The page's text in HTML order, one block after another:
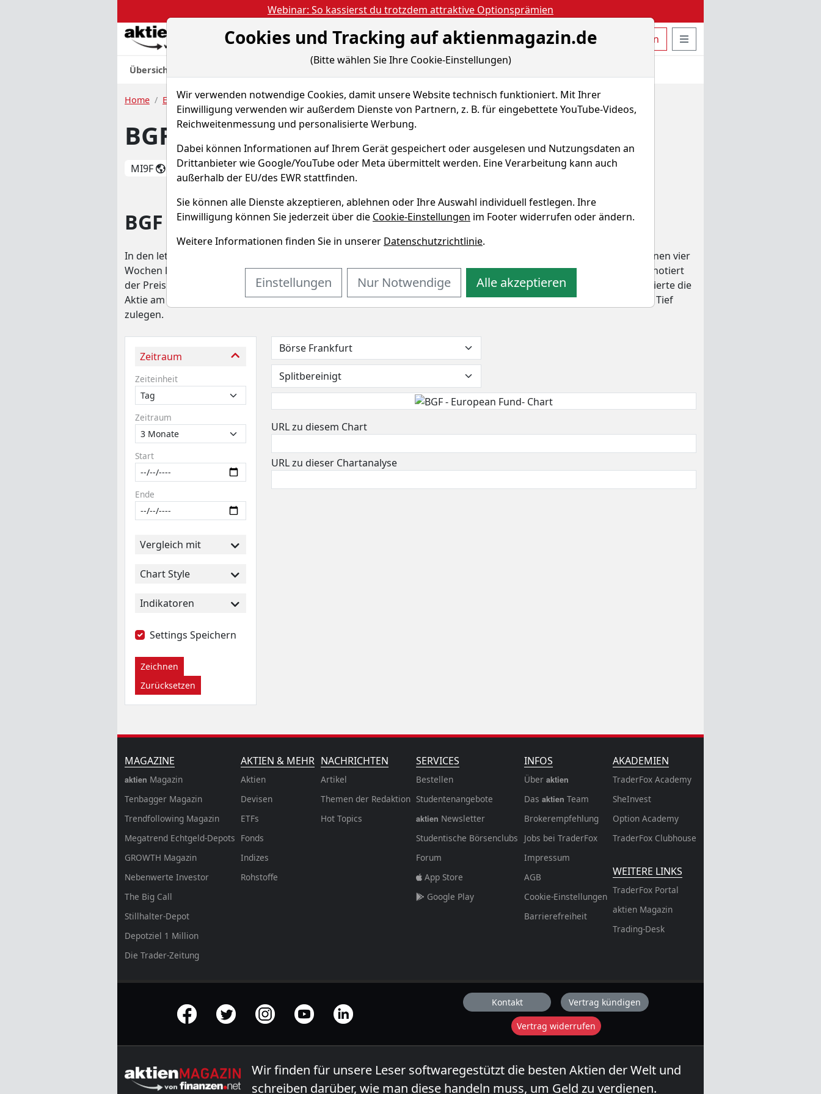
Webinar: So kassierst du trotzdem attraktive Optionsprämien
Aktien Nachrichten Magazine Aktien- und Artikelsuche öffnen
Gratis Account Bestellen Login Seitennavigation öffnen
Übersicht
Home ETFs BGF - European Fund- A Chart-Tool
BGF - European Fund-
MI9F WKN 970986 ISIN LU0011846440
BGF - European Fund- Chart
In den letzten 52 Wochen hat die Aktie von BGF - European Fund- A eine Rendite von 13,7% erzielt. In den vergangenen vier
Wochen lag die Rendite bei 1,7%. Die Aktie markierte das 52-Wochenhoch am 03.07.2026 bei 223,53 EUR. Derzeitig notiert
der Preis bei 219,39 EUR, womit sich die Aktie 1,9% unter ihrem 52-Wochenhoch befindet. Das 52-Wochentief markierte die
Aktie am 23.03.2026 bei 179,77 EUR. Seitdem konnte sich die Aktie auf 219,39 EUR erholen und damit um 22,0% seit Tief
zulegen.
URL zu diesem Chart
URL zu dieser Chartanalyse
Zeitraum
Zeiteinheit
Zeitraum
Start
Ende
Vergleich mit
Chart Style
Indikatoren
Settings Speichern
Zeichnen
Zurücksetzen
MAGAZINE
aktien Magazin
Tenbagger Magazin
Trendfollowing Magazin
Megatrend Echtgeld-Depots
GROWTH Magazin
Nebenwerte Investor
The Big Call
Stillhalter-Depot
Depotziel 1 Million
Die Trader-Zeitung
AKTIEN & MEHR
Aktien
Devisen
ETFs
Fonds
Indizes
Rohstoffe
NACHRICHTEN
Artikel
Themen der Redaktion
Hot Topics
SERVICES
Bestellen
Studentenangebote
aktien Newsletter
Studentische Börsenclubs
Forum
App Store
Google Play
INFOS
Über aktien
Das aktien Team
Brokerempfehlung
Jobs bei TraderFox
Impressum
AGB
Cookie-Einstellungen
Barrierefreiheit
AKADEMIEN
TraderFox Academy
SheInvest
Option Academy
TraderFox Clubhouse
WEITERE LINKS
TraderFox Portal
aktien Magazin
Trading-Desk
offizielle Social Media-Accounts Kontakt Vertrag kündigen
Vertrag widerrufen
Wir finden für unsere Leser softwaregestützt die besten Aktien der Welt und
schreiben darüber, wie man diese handeln muss, um Geld zu verdienen.
Cookies und Tracking auf aktienmagazin.de
(Bitte wählen Sie Ihre Cookie-Einstellungen)
Wir verwenden notwendige Cookies, damit unsere Website technisch funktioniert. Mit Ihrer
Einwilligung verwenden wir außerdem Dienste von Partnern, z. B. für eingebettete YouTube-Videos,
Reichweitenmessung und personalisierte Werbung.
Dabei können Informationen auf Ihrem Gerät gespeichert oder ausgelesen und Nutzungsdaten an
Drittanbieter wie Google/YouTube oder Meta übermittelt werden. Eine Verarbeitung kann auch
außerhalb der EU/des EWR stattfinden.
Sie können alle Dienste akzeptieren, ablehnen oder Ihre Auswahl individuell festlegen. Ihre
Einwilligung können Sie jederzeit über die Cookie-Einstellungen im Footer widerrufen oder ändern.
Weitere Informationen finden Sie in unserer Datenschutzrichtlinie.
Einstellungen Nur Notwendige Alle akzeptieren